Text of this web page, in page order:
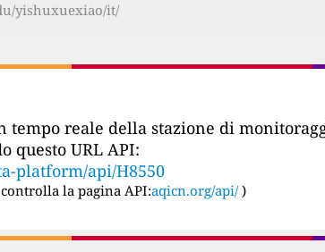
yishuxuexiao/it/
reale della stazione di
questo URL API:
platform/api/H8550
la pagina API:aqicn.org/api/ )